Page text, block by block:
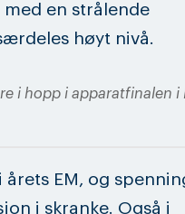
en strålende
høyt nivå.
i hopp i apparatfinalen i
EM, og
i skranke. Også i